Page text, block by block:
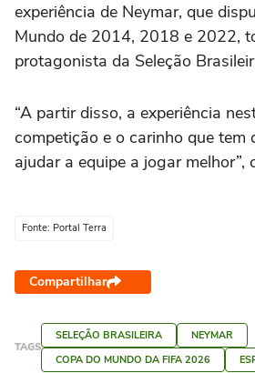
experiência de Neymar, que
Mundo de 2014, 2018 e 2022,
protagonista da Seleção
“A partir disso, a experiência
competição e o carinho que tem
ajudar a equipe a jogar melhor”,
Fonte: Portal Terra
Compartilhar
TAGS
SELEÇÃO BRASILEIRA
NEYMAR
COPA DO MUNDO DA FIFA 2026